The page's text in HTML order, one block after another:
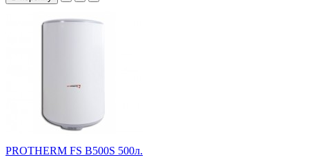
PROTHERM FS B500S 500л.